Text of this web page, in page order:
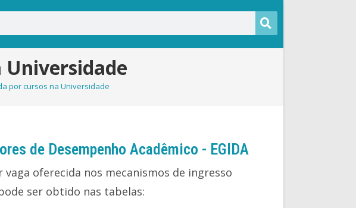
Universidade
por cursos na Universidade
de Desempenho Acadêmico - EGIDA
oferecida nos mecanismos de ingresso
ser obtido nas tabelas: